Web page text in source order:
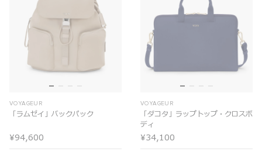
VOYAGEUR
「ラムゼイ」バックパック
¥94,600
VOYAGEUR
「ダコタ」ラップトップ・クロスボ
ディ
¥34,100